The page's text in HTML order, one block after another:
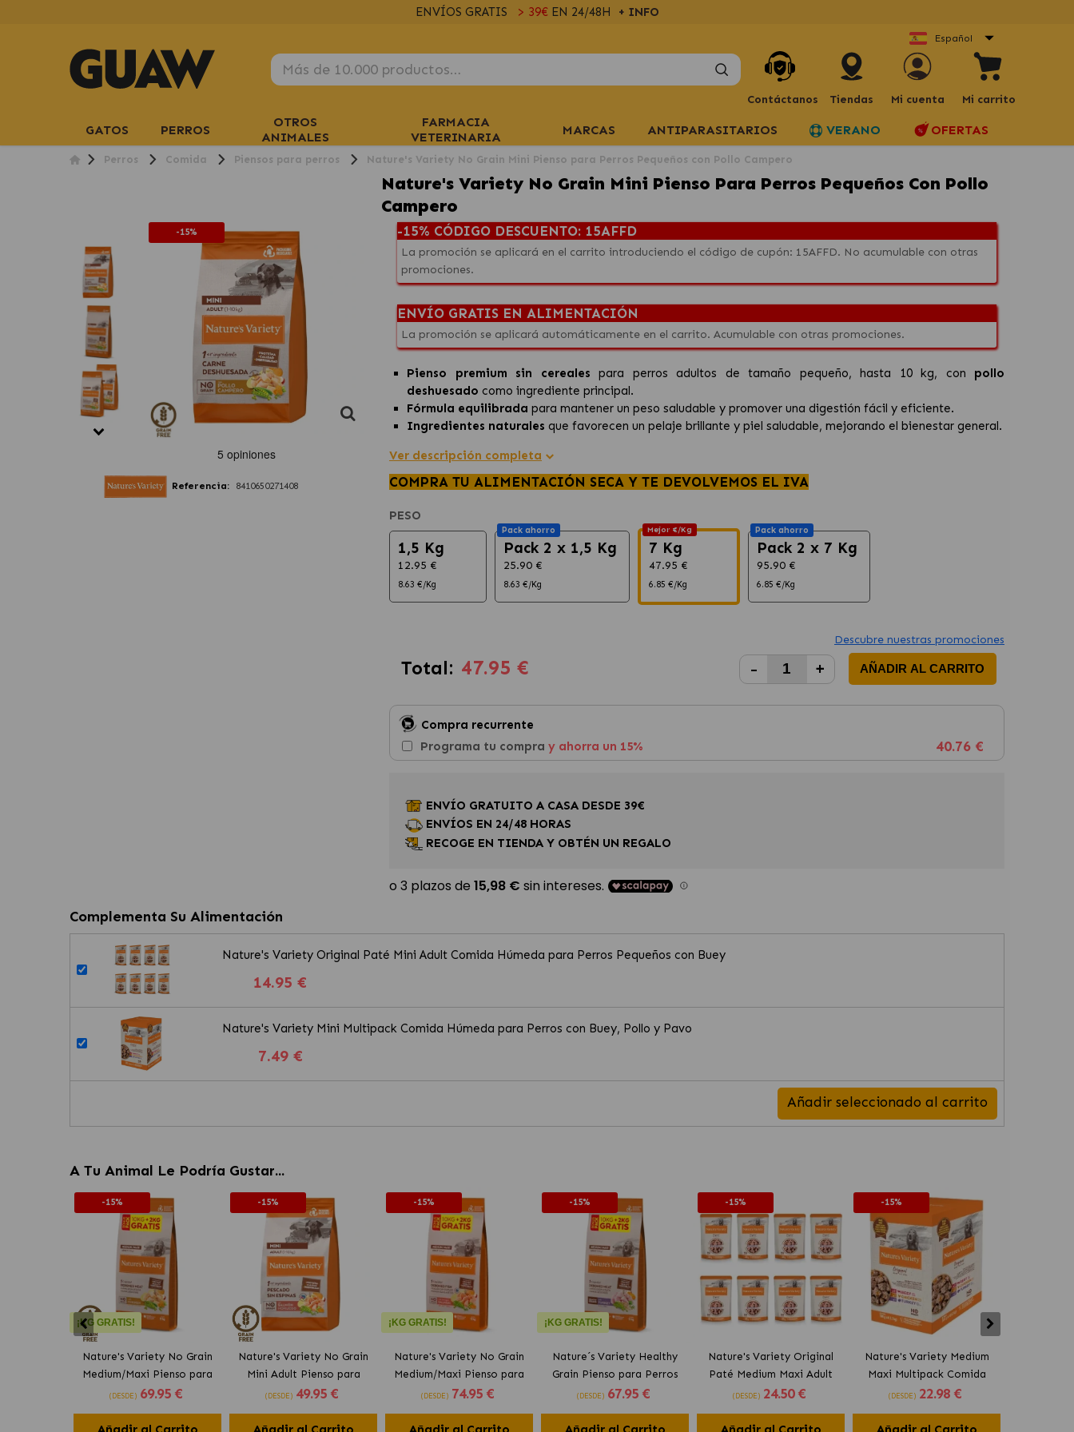
ENVÍOS GRATIS > 39€EN 24/48H + INFO
Español
Contáctanos Tiendas Mi cuenta Mi carrito
GATOS PERROS
OTROS
ANIMALES
FARMACIA
VETERINARIA
MARCAS ANTIPARASITARIOS VERANO OFERTAS
Perros Comida Piensos para perros Nature's Variety No Grain Mini Pienso para Perros Pequeños con Pollo Campero
Nature's Variety No Grain Mini Pienso Para Perros Pequeños Con Pollo
Campero
-15%
Referencia: 8410650271408
-15% CÓDIGO DESCUENTO: 15AFFD
La promoción se aplicará en el carrito introduciendo el código de cupón: 15AFFD. No acumulable con otras
promociones.
ENVÍO GRATIS EN ALIMENTACIÓN
La promoción se aplicará automáticamente en el carrito. Acumulable con otras promociones.
Pienso premium sin cereales para perros adultos de tamaño pequeño, hasta 10 kg, con pollo
deshuesado como ingrediente principal.
Fórmula equilibrada para mantener un peso saludable y promover una digestión fácil y eficiente.
Ingredientes naturales que favorecen un pelaje brillante y piel saludable, mejorando el bienestar general.
Ver descripción completa
COMPRA TU ALIMENTACIÓN SECA Y TE DEVOLVEMOS EL IVA
PESO
1,5 Kg
12.95 €
8.63 €/Kg
Pack ahorro
Pack 2 x 1,5 Kg
25.90 €
8.63 €/Kg
Mejor €/Kg
7 Kg
47.95 €
6.85 €/Kg
Pack ahorro
Pack 2 x 7 Kg
95.90 €
6.85 €/Kg
Descubre nuestras promociones
Total: 47.95 € - + AÑADIR AL CARRITO
Compra recurrente
Programa tu compra y ahorra un 15% 40.76 €
ENVÍO GRATUITO A CASA DESDE 39€
ENVÍOS EN 24/48 HORAS
RECOGE EN TIENDA Y OBTÉN UN REGALO
Complementa Su Alimentación
Nature's Variety Original Paté Mini Adult Comida Húmeda para Perros Pequeños con Buey
14.95 €
Nature's Variety Mini Multipack Comida Húmeda para Perros con Buey, Pollo y Pavo
7.49 €
Añadir seleccionado al carrito
A Tu Animal Le Podría Gustar...
-15%
¡KG GRATIS!
Nature's Variety No Grain
Medium/Maxi Pienso para
Perros con Pollo
(DESDE) 69.95 €
-15%
Nature's Variety No Grain
Mini Adult Pienso para
Perros Pequeños con Salmón
(DESDE) 49.95 €
-15%
¡KG GRATIS!
Nature's Variety No Grain
Medium/Maxi Pienso para
Perros con Salmón Noruego
(DESDE) 74.95 €
-15%
¡KG GRATIS!
Nature´s Variety Healthy
Grain Pienso para Perros
Medianos y Grandes con
(DESDE) 67.95 €
-15%
Nature's Variety Original
Paté Medium Maxi Adult
Comida Húmeda para Perros
(DESDE) 24.50 €
-15%
Nature's Variety Medium
Maxi Multipack Comida
Húmeda para Perros con
(DESDE) 22.98 €